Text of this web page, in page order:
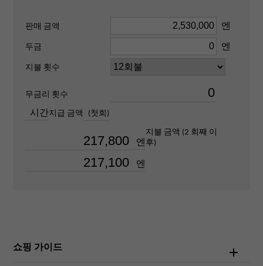
부레
무브먼트
-
판매 금액 엔
두금 엔
지불 횟수
무금리 횟수
시간지급 금액 (첫회)
엔
지불 금액 (2 회째 이
후)
엔
쇼핑 가이드